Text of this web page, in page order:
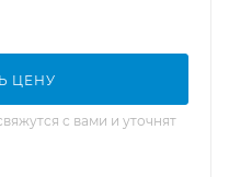
ЦЕНУ
с вами и уточнят